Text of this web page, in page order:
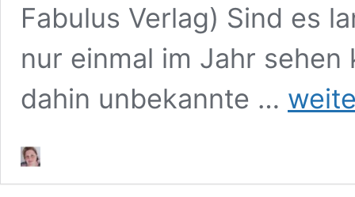
Fabulus Verlag) Sind es
nur einmal im Jahr
dahin unbekannte …
2016